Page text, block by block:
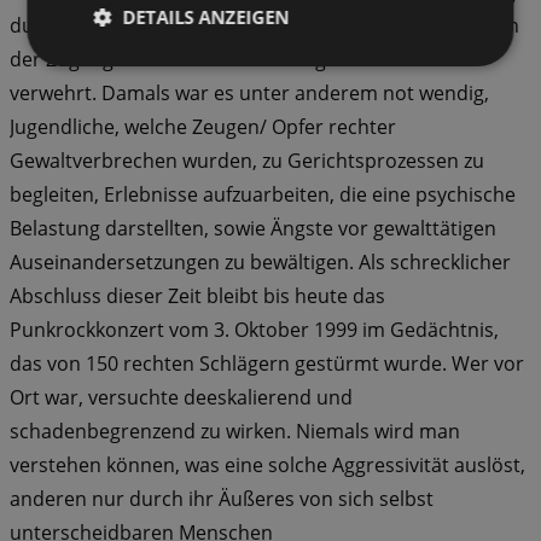
durch Brutalität wurde entsprechenden Gruppierungen
der Zugang zu unserer Einrichtung automatisch
verwehrt. Damals war es unter anderem not­ wendig,
Jugendliche, welche Zeugen/ Opfer rechter
Gewaltverbrechen wur­den, zu Gerichtsprozessen zu
begleiten, Erlebnisse aufzuarbeiten, die eine psy­chische
Belastung darstellten, sowie Ängste vor gewalttätigen
Auseinander­setzungen zu bewältigen. Als schreck­licher
Abschluss dieser Zeit bleibt bis heute das
Punkrockkonzert vom 3. Oktober 1999 im Gedächtnis,
das von 150 rechten Schlägern gestürmt wurde. Wer vor
Ort war, versuchte deeskalie­rend und
schadenbegrenzend zu wirken. Niemals wird man
verstehen können, was eine solche Aggressivität auslöst,
anderen nur durch ihr Äußeres von sich selbst
unterscheidbaren Menschen
DETAILS ANZEIGEN